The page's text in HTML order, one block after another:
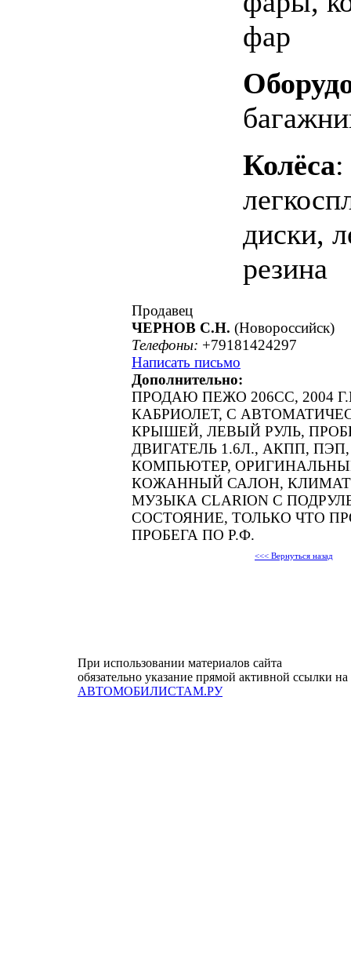
фар
Колёса:
диски,
резина
Продавец
ЧЕРНОВ С.Н. (Новороссийск)
Телефоны: +79181424297
Написать письмо
Дополнительно:
ПРОДАЮ ПЕЖО 206СС, 2004
КАБРИОЛЕТ, С
КРЫШЕЙ, ЛЕВЫЙ РУЛЬ,
ДВИГАТЕЛЬ 1.6Л., АКПП,
КОМПЬЮТЕР,
КОЖАННЫЙ САЛОН,
МУЗЫКА CLARION С
СОСТОЯНИЕ, ТОЛЬКО ЧТО
ПРОБЕГА ПО Р.Ф.
<<< Вернуться назад
При использовании материалов сайта
обязательно указание прямой активной ссылки на
АВТОМОБИЛИСТАМ.РУ